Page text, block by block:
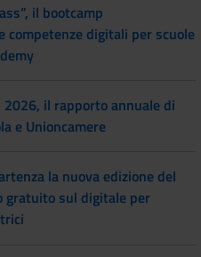
il bootcamp
competenze digitali per scuole
2026, il rapporto annuale di
e Unioncamere
la nuova edizione del
gratuito sul digitale per